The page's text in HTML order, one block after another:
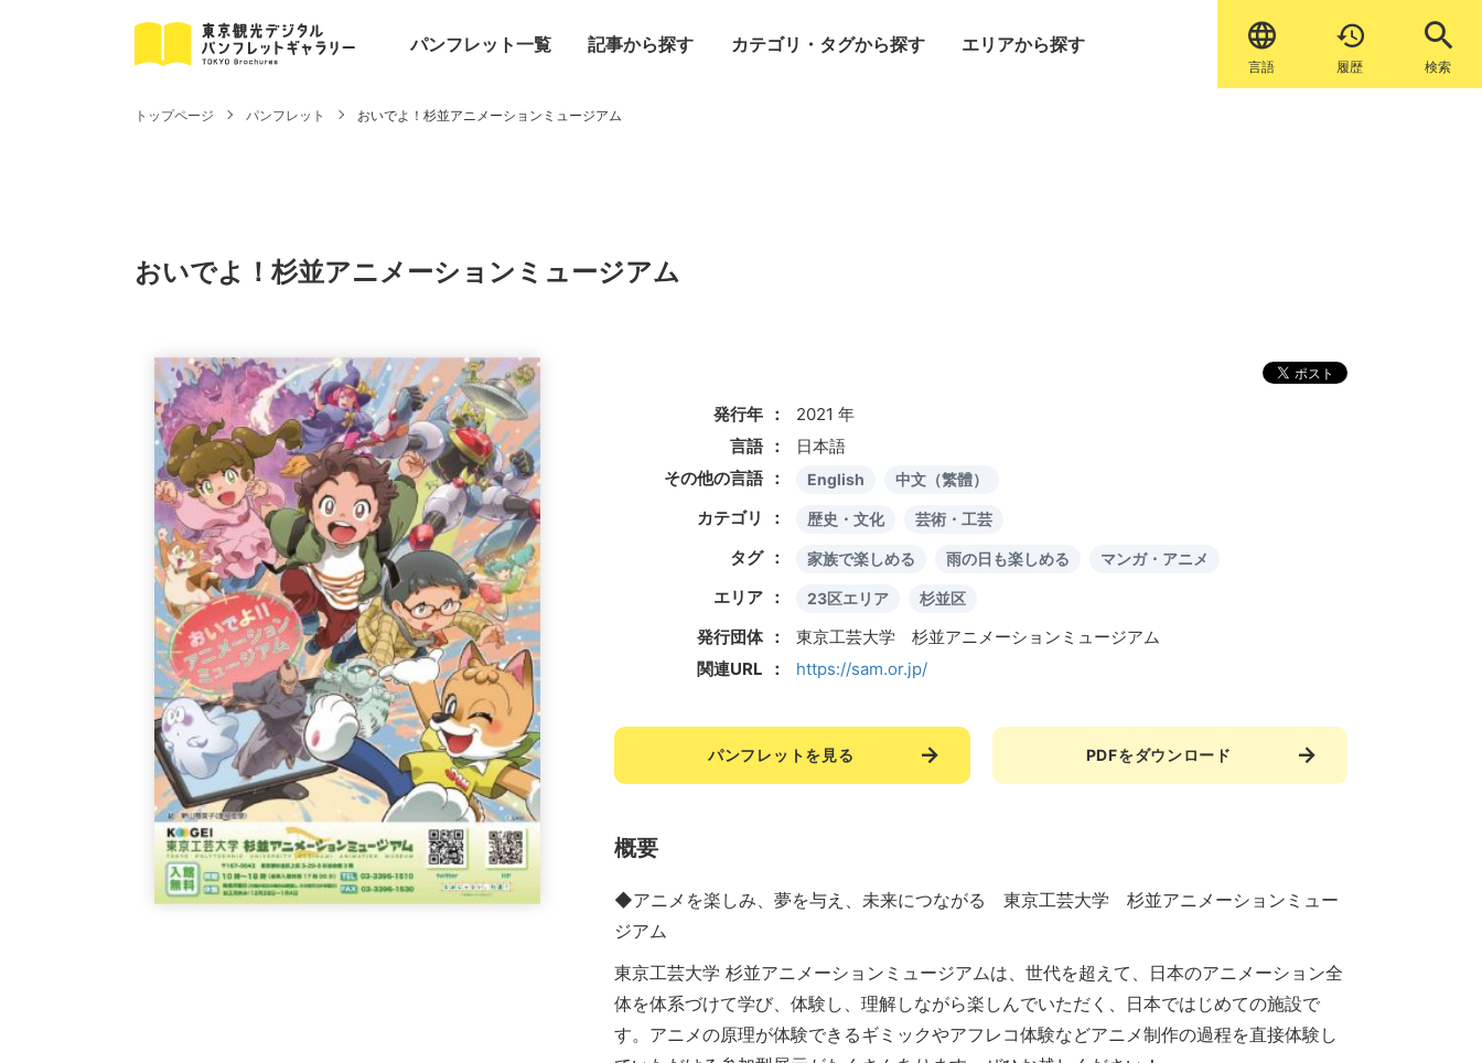

言語

履歴 検索
パンフレット一覧 記事から探す カテゴリ・タグから探す エリアから探す
トップページ パンフレット おいでよ！杉並アニメーションミュージアム
おいでよ！杉並アニメーションミュージアム
発行年
2021 年
言語
日本語
その他の言語
English 中文（繁體）
カテゴリ 歴史・文化 芸術・工芸
タグ 家族で楽しめる 雨の日も楽しめる マンガ・アニメ
エリア 23区エリア 杉並区
発行団体
東京工芸大学 杉並アニメーションミュージアム
関連URL
https://sam.or.jp/
パンフレットを見る PDFをダウンロード
概要
◆アニメを楽しみ、夢を与え、未来につながる 東京工芸大学 杉並アニメーションミュー
ジアム
東京工芸大学 杉並アニメーションミュージアムは、世代を超えて、日本のアニメーション全
体を体系づけて学び、体験し、理解しながら楽しんでいただく、日本ではじめての施設で
す。アニメの原理が体験できるギミックやアフレコ体験などアニメ制作の過程を直接体験し